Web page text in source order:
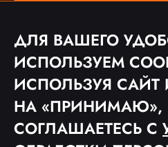
ТУРНИР
ДЛЯ ВАШЕГО
ИСПОЛЬЗУЕМ
ИСПОЛЬЗУЯ
НА «ПРИНИМАЮ»,
СОГЛАШАЕТЕСЬ С